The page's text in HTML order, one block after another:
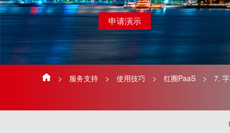
申请演示
> 服务支持 > 使用技巧 > 红圈PaaS > 7.